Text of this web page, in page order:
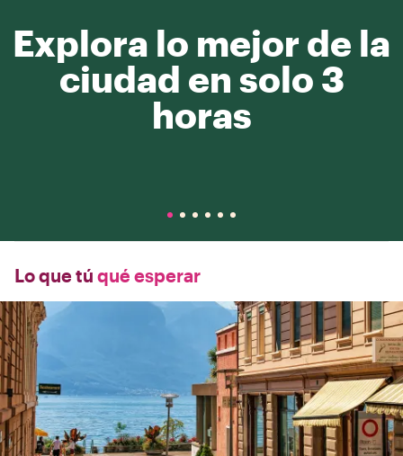
Explora lo mejor de la
ciudad en solo 3
horas
Lo que tú qué esperar